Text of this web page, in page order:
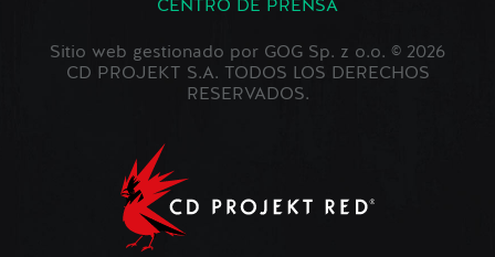
CENTRO DE PRENSA
Sitio web gestionado por GOG Sp. z o.o. © 2026
CD PROJEKT S.A. TODOS LOS DERECHOS
RESERVADOS.